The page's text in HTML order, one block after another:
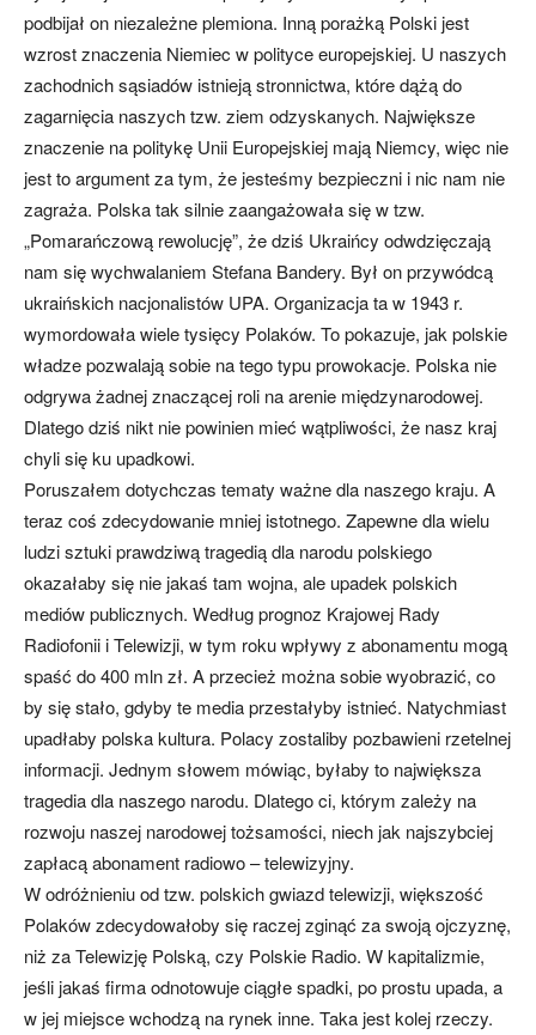
podbijał on niezależne plemiona. Inną porażką Polski jest
wzrost znaczenia Niemiec w polityce europejskiej. U naszych
zachodnich sąsiadów istnieją stronnictwa, które dążą do
zagarnięcia naszych tzw. ziem odzyskanych. Największe
znaczenie na politykę Unii Europejskiej mają Niemcy, więc nie
jest to argument za tym, że jesteśmy bezpieczni i nic nam nie
zagraża. Polska tak silnie zaangażowała się w tzw.
„Pomarańczową rewolucję”, że dziś Ukraińcy odwdzięczają
nam się wychwalaniem Stefana Bandery. Był on przywódcą
ukraińskich nacjonalistów UPA. Organizacja ta w 1943 r.
wymordowała wiele tysięcy Polaków. To pokazuje, jak polskie
władze pozwalają sobie na tego typu prowokacje. Polska nie
odgrywa żadnej znaczącej roli na arenie międzynarodowej.
Dlatego dziś nikt nie powinien mieć wątpliwości, że nasz kraj
chyli się ku upadkowi.
Poruszałem dotychczas tematy ważne dla naszego kraju. A
teraz coś zdecydowanie mniej istotnego. Zapewne dla wielu
ludzi sztuki prawdziwą tragedią dla narodu polskiego
okazałaby się nie jakaś tam wojna, ale upadek polskich
mediów publicznych. Według prognoz Krajowej Rady
Radiofonii i Telewizji, w tym roku wpływy z abonamentu mogą
spaść do 400 mln zł. A przecież można sobie wyobrazić, co
by się stało, gdyby te media przestałyby istnieć. Natychmiast
upadłaby polska kultura. Polacy zostaliby pozbawieni rzetelnej
informacji. Jednym słowem mówiąc, byłaby to największa
tragedia dla naszego narodu. Dlatego ci, którym zależy na
rozwoju naszej narodowej tożsamości, niech jak najszybciej
zapłacą abonament radiowo – telewizyjny.
W odróżnieniu od tzw. polskich gwiazd telewizji, większość
Polaków zdecydowałoby się raczej zginąć za swoją ojczyznę,
niż za Telewizję Polską, czy Polskie Radio. W kapitalizmie,
jeśli jakaś firma odnotowuje ciągłe spadki, po prostu upada, a
w jej miejsce wchodzą na rynek inne. Taka jest kolej rzeczy.